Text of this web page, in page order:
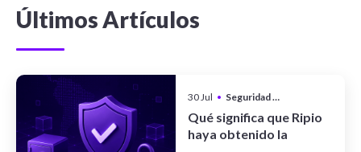
Últimos Artículos
30 Jul • Seguridad y Privacidad
Qué significa que Ripio
haya obtenido la